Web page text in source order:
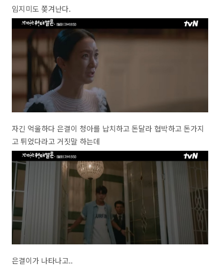
임지미도 쫒겨난다.
자긴 억울하다 은결이 청아를 납치하고 돈달라 협박하고 돈가지
고 튀었다라고 거짓말 하는데
은결이가 나타나고..